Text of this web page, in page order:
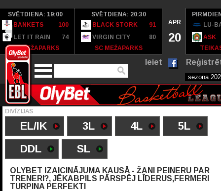
SVĒTDIENA: 19:00
BANKETS
100
LET IT RAIN
74
SC MEŽAPARKS
SVĒTDIENA: 20:30
BLACK STORK
91
VIRGIN CITY
80
SC MEŽAPARKS
APR
20
LU-
ASK
Ieiet
DIVĪZIJAS
EL/IK 3L 4L
5L
DDL
SL
OLYBET IZAICINĀJUMA KAUSĀ - ŽANI PEINERU PAR
TRENERI?, JĒKABPILS PĀRSPĒJ LĪDERUS,FERMERI
TURPINA PERFEKTI